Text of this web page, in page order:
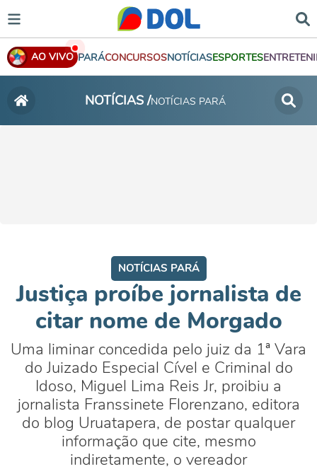
AO VIVO PARÁCONCURSOSNOTÍCIASESPORTES
NOTÍCIAS /NOTÍCIAS PARÁ
NOTÍCIAS PARÁ
Justiça proíbe jornalista de
citar nome de Morgado
Uma liminar concedida pelo juiz da 1ª Vara
do Juizado Especial Cível e Criminal do
Idoso, Miguel Lima Reis Jr, proibiu a
jornalista Franssinete Florenzano, editora
do blog Uruatapera, de postar qualquer
informação que cite, mesmo
indiretamente, o vereador